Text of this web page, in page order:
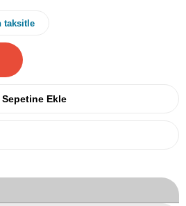
taksitle
Ekle